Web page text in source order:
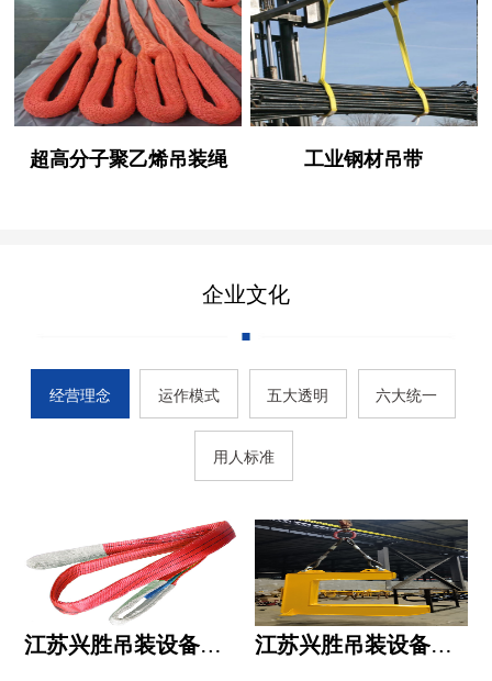
超高分子聚乙烯吊装绳 工业钢材吊带
企业文化
经营理念 运作模式 五大透明 六大统一
用人标准
江苏兴胜吊装设备有限公司的用人标准 江苏兴胜吊装设备有限公司的六大统一